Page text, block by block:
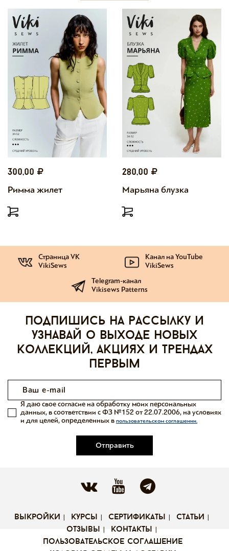
300,00
Римма жилет
280,00
Марьяна блузка
Страница VK
VikiSews
Канал на YouTube
VikiSews
Telegram-канал
Vikisews Patterns
Подпишись на рассылку и
узнавай о выходе новых
коллекций, акциях и трендах
первым
Отправить
Я даю свое согласие на обработку моих персональных
данных, в соответствии с ФЗ №152 от 22.07.2006, на условиях
и для целей, определенных в пользовательском соглашении.
выкройки курсы сертификаты
статьи
отзывы
контакты
пользовательское соглашение